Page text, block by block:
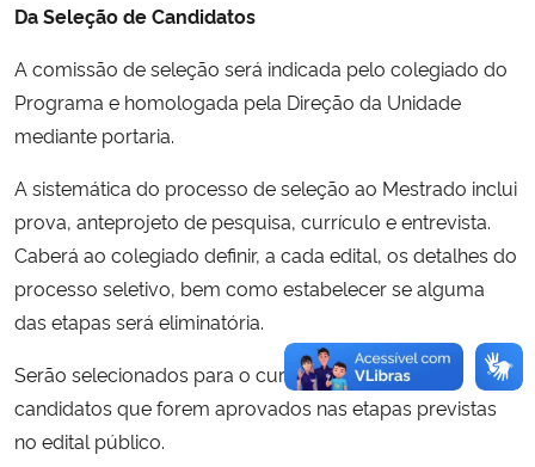
Ministério da Ciência, Tecnologia, Inovações e Comunicações
Ministério do Meio Ambiente
Ministério do Desenvolvimento Regional
Controladoria-Geral da União
Ministério da Mulher, da Família e dos Direitos Humanos
Secretaria-Geral
Da Seleção de Candidatos
A comissão de seleção será indicada pelo colegiado do
Programa e homologada pela Direção da Unidade
mediante portaria.
A sistemática do processo de seleção ao Mestrado inclui
prova, anteprojeto de pesquisa, currículo e entrevista.
Caberá ao colegiado definir, a cada edital, os detalhes do
processo seletivo, bem como estabelecer se alguma
das etapas será eliminatória.
Serão selecionados para o curso de Mestrado os
candidatos que forem aprovados nas etapas previstas
no edital público.